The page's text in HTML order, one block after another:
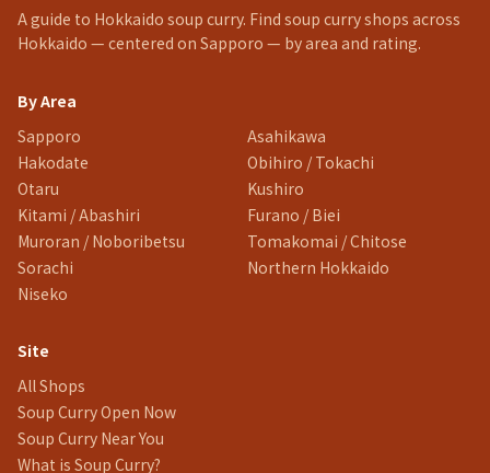
A guide to Hokkaido soup curry. Find soup curry shops across
Hokkaido — centered on Sapporo — by area and rating.
By Area
Sapporo
Asahikawa
Hakodate
Obihiro / Tokachi
Otaru
Kushiro
Kitami / Abashiri
Furano / Biei
Muroran / Noboribetsu
Tomakomai / Chitose
Sorachi
Northern Hokkaido
Niseko
Site
All Shops
Soup Curry Open Now
Soup Curry Near You
What is Soup Curry?